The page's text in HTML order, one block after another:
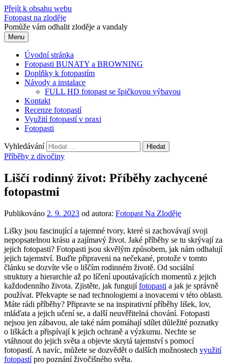
Přejít k obsahu webu
Fotopast na zloděje
Pomůže vám odhalit zloděje a vandaly
Menu
Úvodní stránka
Fotopasti BUNATY a BROWNING
Doplňky k fotopastím
Návody a instalace
FULL HD fotopast se špičkovou výbavou
Kontakt
Recenze fotopastí
Využití fotopastí v praxi
Fotopasti
Vyhledávání
Příběhy z divočiny
Liščí rodinný život: Příběhy zachycené
fotopastmi
Publikováno 2. 9. 2023 od autora: Fotopast Na Zloděje
Lišky jsou fascinující a tajemné tvory, které si zachovávají svoji
nepopsatelnou krásu a zajímavý život. Jaké příběhy se tu skrývají za
jejich fotopasti? Fotopasti jsou skvělým způsobem, jak nám odhalují
jejich tajemství. Buďte připraveni na nečekané, protože v tomto
článku se dozvíte vše o liščím rodinném životě. Od sociální
struktury a hierarchie až po líčení upoutávajících momentů z jejich
každodenního života. Zjistěte, jak fungujífotopasti a jak je správně
používat. Překvapte se nad technologiemi a inovacemi v této oblasti.
Máte rádi příběhy? Připravte se na inspirativní příběhy lišek, lov,
mláďata a jejich učení se, a další neuvěřitelná chování. Fotopasti
nejsou jen zábavou, ale také nám pomáhají sdílet důležité poznatky
o liškách a přispívají k jejich ochraně a výzkumu. Nechte se
vtáhnout do jejich světa a objevte skrytá tajemství s pomocí
fotopastí. A navíc, můžete se dozvědět o dalších možnostech využití
fotopastípro poznání živočišného světa.